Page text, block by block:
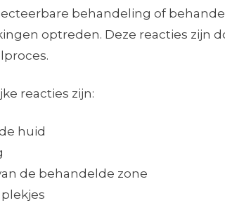
behandeling of
optreden. Deze reacties zijn
reacties zijn:
huid
de behandelde zone